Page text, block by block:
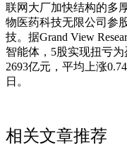
联网大厂加快结构的多
物医药科技无限公司参
技。据Grand View
智能体，5股实现扭亏
2693亿元，平均上涨
日。
相关文章推荐